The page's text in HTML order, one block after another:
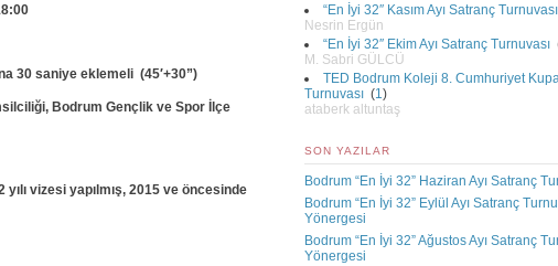
30 saniye eklemeli (45′+30”)
Bodrum Gençlik ve Spor İlçe
vizesi yapılmış, 2015 ve öncesinde
“En İyi 32″ Kasım Ayı Satranç Turnuvası
Nesrin Ergün
“En İyi 32″ Ekim Ayı Satranç Turnuvası
M. Sabri GÜLCÜ
TED Bodrum Koleji 8. Cumhuriyet
Turnuvası (1)
ataberk altuntaş
SON YAZILAR
Bodrum “En İyi 32” Haziran Ayı Satranç
Bodrum “En İyi 32” Eylül Ayı Satranç
Yönergesi
Bodrum “En İyi 32” Ağustos Ayı Satranç
Yönergesi